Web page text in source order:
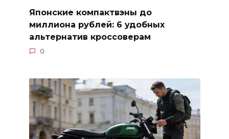
Японские компактвэны до
миллиона рублей: 6 удобных
альтернатив кроссоверам
0